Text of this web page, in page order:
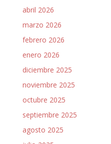
abril 2026
marzo 2026
febrero 2026
enero 2026
diciembre 2025
noviembre 2025
octubre 2025
septiembre 2025
agosto 2025